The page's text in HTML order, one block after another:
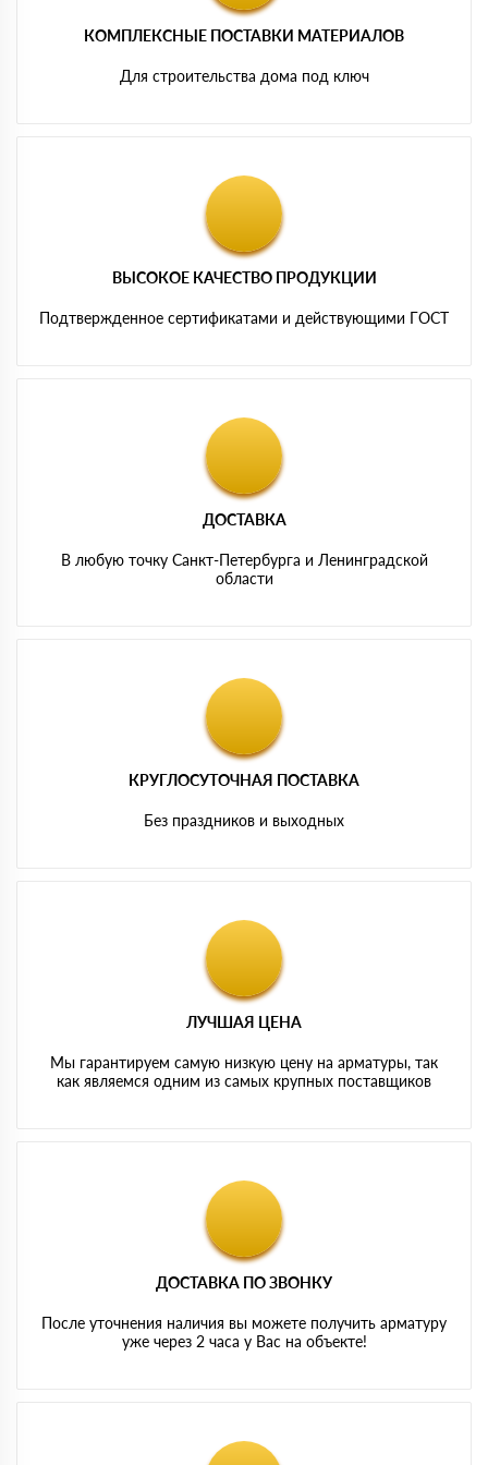
КОМПЛЕКСНЫЕ ПОСТАВКИ МАТЕРИАЛОВ
Для строительства дома под ключ
ВЫСОКОЕ КАЧЕСТВО ПРОДУКЦИИ
Подтвержденное сертификатами и действующими ГОСТ
ДОСТАВКА
В любую точку Санкт-Петербурга и Ленинградской
области
КРУГЛОСУТОЧНАЯ ПОСТАВКА
Без праздников и выходных
ЛУЧШАЯ ЦЕНА
Мы гарантируем самую низкую цену на арматуры, так
как являемся одним из самых крупных поставщиков
ДОСТАВКА ПО ЗВОНКУ
После уточнения наличия вы можете получить арматуру
уже через 2 часа у Вас на объекте!